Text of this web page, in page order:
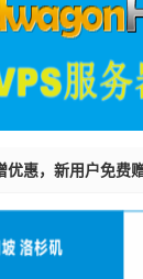
惠，新用户免费